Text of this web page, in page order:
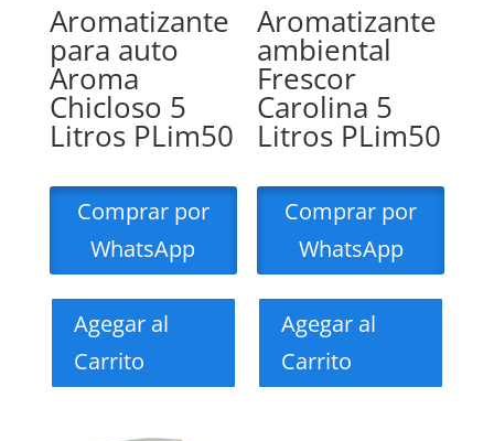
Aromatizante
para auto
Aroma
Chicloso 5
Litros PLim50
Comprar por
WhatsApp
Agegar al
Carrito
Aromatizante
ambiental
Frescor
Carolina 5
Litros PLim50
Comprar por
WhatsApp
Agegar al
Carrito